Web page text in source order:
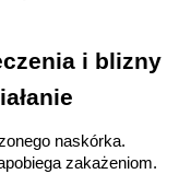
i blizny
naskórka.
zakażeniom.